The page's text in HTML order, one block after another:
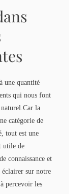
une quantité
qui nous font
la
catégorie de
tout est une
utile de
connaissance et
éclairer sur notre
percevoir les